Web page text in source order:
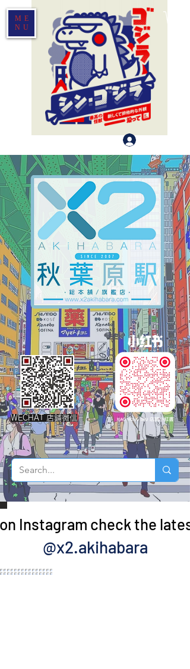
ME
NU
WECHAT 店鋪微信
Instagram check the
@x2.akihabara